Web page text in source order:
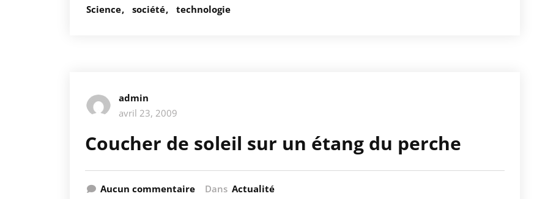
Science
société technologie
admin
avril 23, 2009
Coucher de soleil sur un étang du perche
Aucun commentaire Dans Actualité